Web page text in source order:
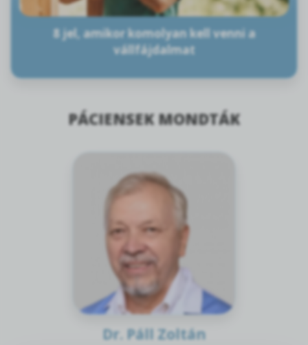
8 jel, amikor komolyan kell venni a
vállfájdalmat
PÁCIENSEK MONDTÁK
Dr. Páll Zoltán